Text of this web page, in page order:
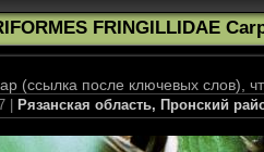
FRINGILLIDAE
(ссылка после ключевых слов),
| Рязанская область, Пронский